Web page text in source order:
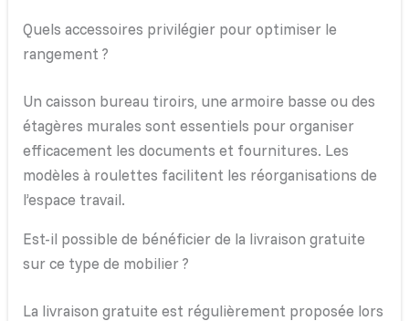
Quels accessoires privilégier pour optimiser le
rangement ?
Un caisson bureau tiroirs, une armoire basse ou des
étagères murales sont essentiels pour organiser
efficacement les documents et fournitures. Les
modèles à roulettes facilitent les réorganisations de
l’espace travail.
Est-il possible de bénéficier de la livraison gratuite
sur ce type de mobilier ?
La livraison gratuite est régulièrement proposée lors